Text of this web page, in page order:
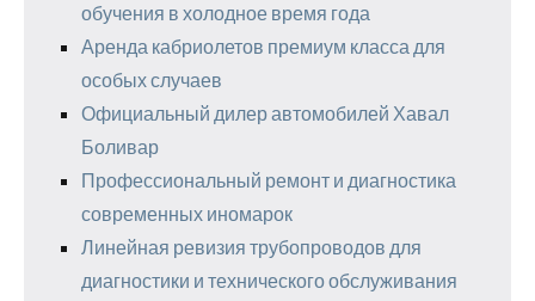
обучения в холодное время года
Аренда кабриолетов премиум класса для
особых случаев
Официальный дилер автомобилей Хавал
Боливар
Профессиональный ремонт и диагностика
современных иномарок
Линейная ревизия трубопроводов для
диагностики и технического обслуживания